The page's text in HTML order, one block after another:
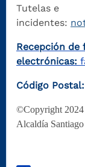
Tutelas e
incidentes:
Recepción de
electrónicas:
Código
©Copyright 2024
Alcaldía